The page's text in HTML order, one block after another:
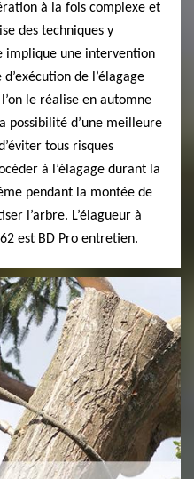
à la fois complexe et
des techniques y
implique une intervention
de l’élagage
le réalise en automne
possibilité d’une meilleure
tous risques
à l’élagage durant la
pendant la montée de
l’arbre. L’élagueur à
est BD Pro entretien.